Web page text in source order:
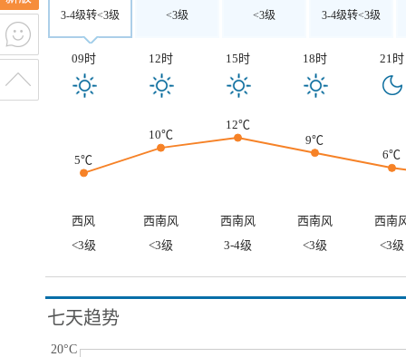
3-4级转<3级 <3级 <3级 3-4级转<3级
09时 12时 15时 18时 21时
5℃
10℃
12℃
9℃
6℃
西风 西南风 西南风 西南风
西南
<3级
<3级 3-4级 <3级 <3级
七天趋势
20°C